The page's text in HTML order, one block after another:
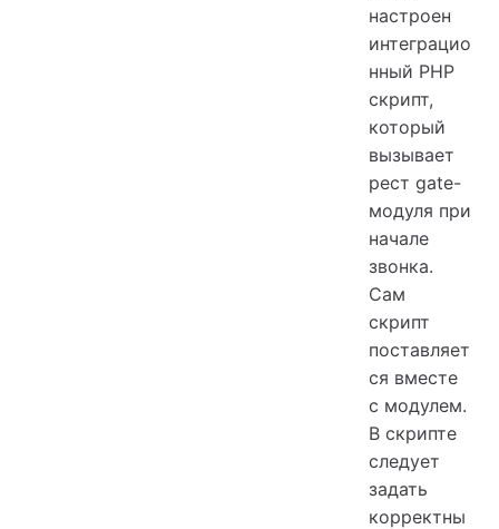
настроен
интеграцио
нный PHP
скрипт,
который
вызывает
рест gate-
модуля при
начале
звонка.
Сам
скрипт
поставляет
ся вместе
с модулем.
В скрипте
следует
задать
корректны